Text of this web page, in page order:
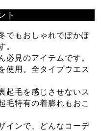
ト
でもおしゃれでぽかぽ
。
必見のアイテムです。
使用。全タイプウエス
起毛を感じさせないス
毛特有の着膨れもおこ
インで、どんなコーデ